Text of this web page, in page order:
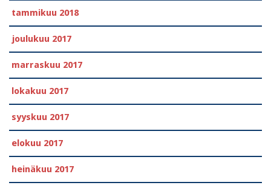
tammikuu 2018
joulukuu 2017
marraskuu 2017
lokakuu 2017
syyskuu 2017
elokuu 2017
heinäkuu 2017